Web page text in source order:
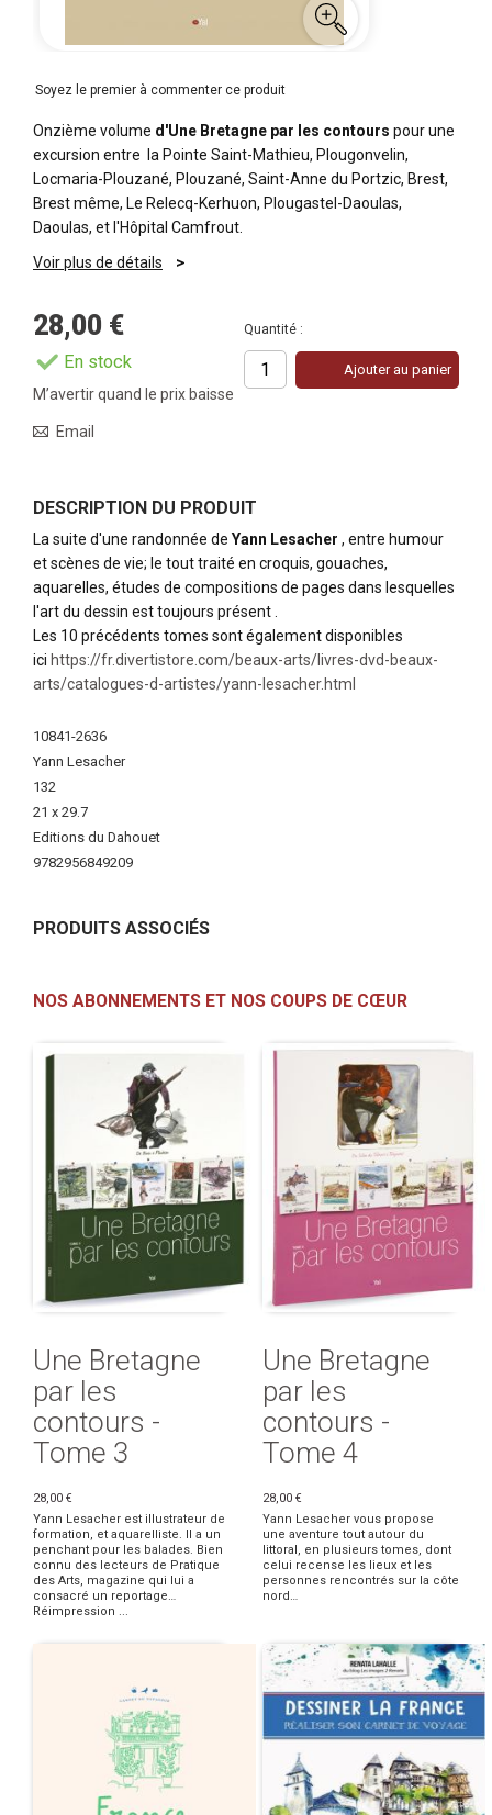
Soyez le premier à commenter ce produit
Onzième volume d'Une Bretagne par les contours pour une
excursion entre la Pointe Saint-Mathieu, Plougonvelin,
Locmaria-Plouzané, Plouzané, Saint-Anne du Portzic, Brest,
Brest même, Le Relecq-Kerhuon, Plougastel-Daoulas,
Daoulas, et l'Hôpital Camfrout.
Voir plus de détails
28,00 €
En stock
Quantité :
Ajouter au panier
M’avertir quand le prix baisse
Email
DESCRIPTION DU PRODUIT
La suite d'une randonnée de Yann Lesacher , entre humour
et scènes de vie; le tout traité en croquis, gouaches,
aquarelles, études de compositions de pages dans lesquelles
l'art du dessin est toujours présent .
Les 10 précédents tomes sont également disponibles
ici https://fr.divertistore.com/beaux-arts/livres-dvd-beaux-
arts/catalogues-d-artistes/yann-lesacher.html
Plus
d'infos
10841-2636
Yann Lesacher
132
21 x 29.7
Editions du Dahouet
9782956849209
PRODUITS ASSOCIÉS
NOS ABONNEMENTS ET NOS COUPS DE CŒUR
Une Bretagne
par les
contours -
Tome 3
28,00 €
Yann Lesacher est illustrateur de
formation, et aquarelliste. Il a un
penchant pour les balades. Bien
connu des lecteurs de Pratique
des Arts, magazine qui lui a
consacré un reportage…
Réimpression ...
Une Bretagne
par les
contours -
Tome 4
28,00 €
Yann Lesacher vous propose
une aventure tout autour du
littoral, en plusieurs tomes, dont
celui recense les lieux et les
personnes rencontrés sur la côte
nord…